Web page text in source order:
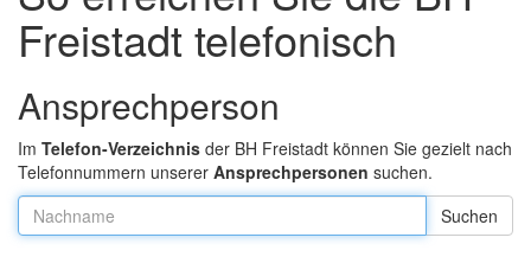
Freistadt telefonisch
Ansprechperson
Im Telefon-Verzeichnis der BH Freistadt können Sie gezielt nach
Telefonnummern unserer Ansprechpersonen suchen.
Nachname: